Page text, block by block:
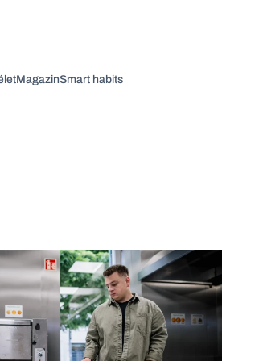
fel a következő témákat
Pénz Zöld Legyél jobb!
MagazinSmart habits